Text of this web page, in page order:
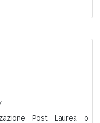
Post Laurea o